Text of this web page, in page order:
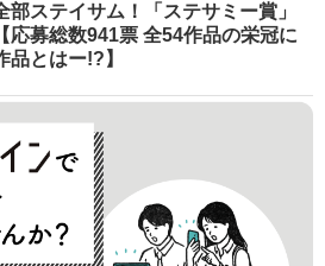
部ステイサム！「ステサミー賞」
応募総数941票 全54作品の栄冠に
品とはー!?】